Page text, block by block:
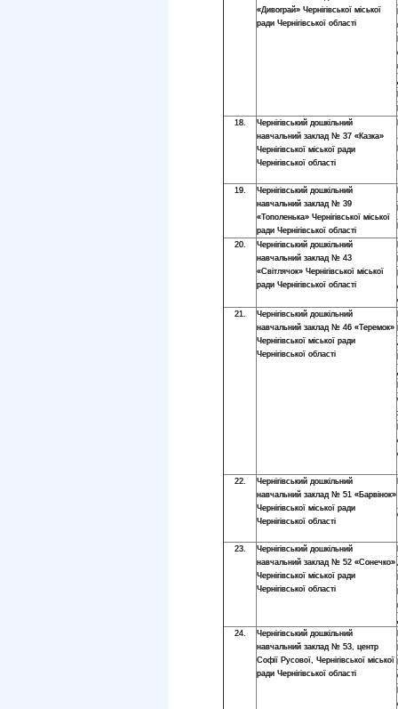
«Дивограй» Чернігівської міської
ради Чернігівської області
18.
Чернігівський дошкільний
навчальний заклад № 37 «Казка»
Чернігівської міської ради
Чернігівської області
19.
Чернігівський дошкільний
навчальний заклад № 39
«Тополенька» Чернігівської міської
ради Чернігівської області
20.
Чернігівський дошкільний
навчальний заклад № 43
«Світлячок» Чернігівської міської
ради Чернігівської області
21.
Чернігівський дошкільний
навчальний заклад № 46 «Теремок»
Чернігівської міської ради
Чернігівської області
22.
Чернігівський дошкільний
навчальний заклад № 51 «Барвінок»
Чернігівської міської ради
Чернігівської області
23.
Чернігівський дошкільний
навчальний заклад № 52 «Сонечко»
Чернігівської міської ради
Чернігівської області
24.
Чернігівський дошкільний
навчальний заклад № 53, центр
Софії Русової, Чернігівської міської
ради Чернігівської області